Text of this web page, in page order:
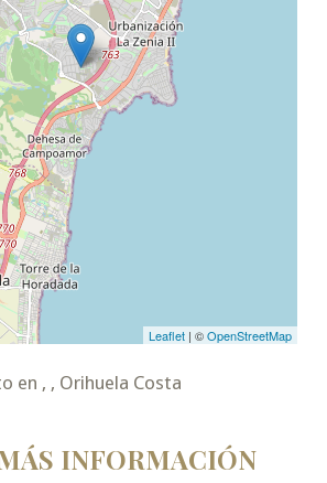
Leaflet | ©OpenStreetMap
en , , Orihuela Costa
INFORMACIÓN